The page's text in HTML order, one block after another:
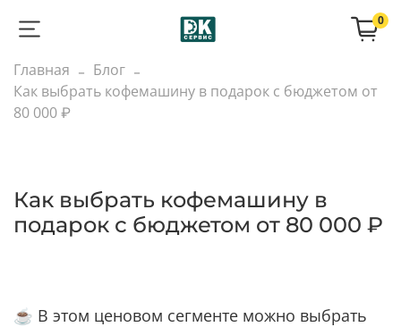
0
Главная
Блог
Как выбрать кофемашину в подарок с бюджетом от
80 000 ₽
Как выбрать кофемашину в
подарок с бюджетом от 80 000 ₽
☕ В этом ценовом сегменте можно выбрать